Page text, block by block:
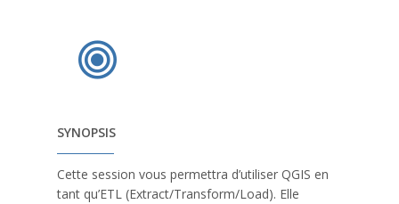
SYNOPSIS
Cette session vous permettra d’utiliser QGIS en
tant qu’ETL (Extract/Transform/Load). Elle